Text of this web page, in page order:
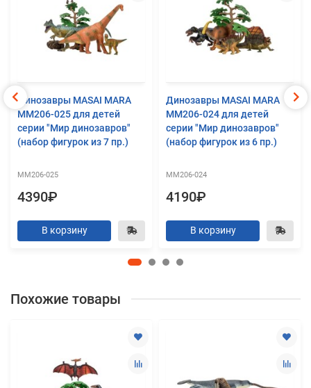
Динозавры MASAI MARA
MM206-025 для детей
серии "Мир динозавров"
(набор фигурок из 7 пр.)
MM206-025
4390₽
В корзину
Динозавры MASAI MARA
MM206-024 для детей
серии "Мир динозавров"
(набор фигурок из 6 пр.)
MM206-024
4190₽
В корзину
Похожие товары